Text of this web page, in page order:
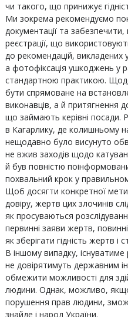
чи такого, що принижує
Ми зокрема рекомендуємо
документації та
реєстрації, що
до рекомендацій, викладених
а фотофіксація ушкоджень у
стандартною практикою.
бути спрямоване на
виконавців, а й притягнення
що займають керівні посади.
в Кагарлику, де колишньому
нещодавно було висунуто
не вжив заходів щодо
й був повністю
похвальний крок у
Щоб досягти конкретної
довіру, жертв цих злочинів
як просуваються
первинні заяви жертв,
як зберігати гідність жертв
В іншому випадку, існуватиме
не довірятимуть державним
обмежити можливості для
людини. Однак, можливо,
порушення прав людини,
знайде і народ України.